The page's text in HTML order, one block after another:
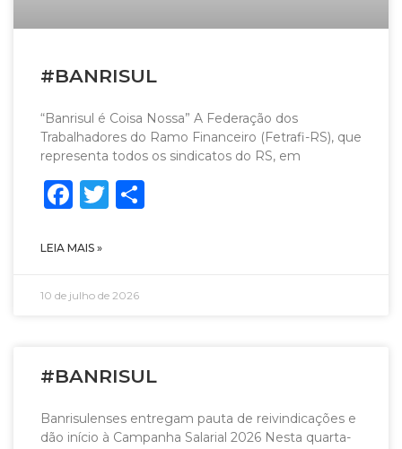
#BANRISUL
“Banrisul é Coisa Nossa” A Federação dos
Trabalhadores do Ramo Financeiro (Fetrafi-RS), que
representa todos os sindicatos do RS, em
Facebook
Twitter
LEIA MAIS »
10 de julho de 2026
#BANRISUL
Banrisulenses entregam pauta de reivindicações e
dão início à Campanha Salarial 2026 Nesta quarta-